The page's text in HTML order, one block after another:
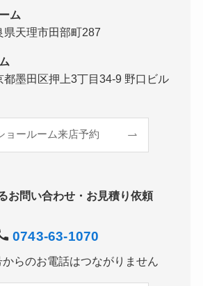
ム
県天理市田部町287
都墨田区押上3丁目34-9 野口ビル
ョールーム来店予約
お問い合わせ・お見積り依頼
0743-63-1070
らのお電話はつながりません